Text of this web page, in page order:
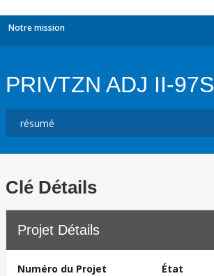
Notre mission
PRIVTZN ADJ II-97S
Clé Détails
Projet Détails
Numéro du Projet
État